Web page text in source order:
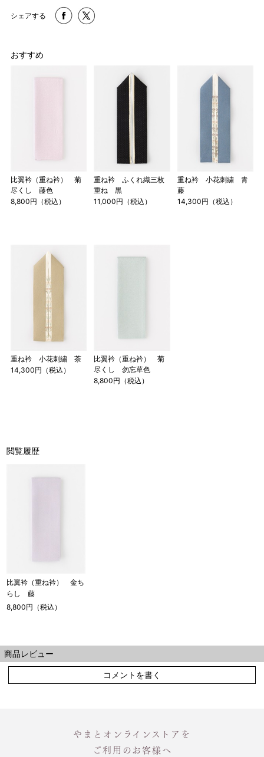
シェアする
おすすめ
比翼衿（重ね衿） 菊
尽くし 藤色
8,800円（税込）
重ね衿 ふくれ織三枚
重ね 黒
11,000円（税込）
重ね衿 小花刺繍 青
藤
14,300円（税込）
重ね衿 小花刺繍 茶
14,300円（税込）
比翼衿（重ね衿） 菊
尽くし 勿忘草色
8,800円（税込）
閲覧履歴
比翼衿（重ね衿） 金ち
らし 藤
8,800円（税込）
商品レビュー
コメントを書く
やまとオンラインストアを
ご利用のお客様へ